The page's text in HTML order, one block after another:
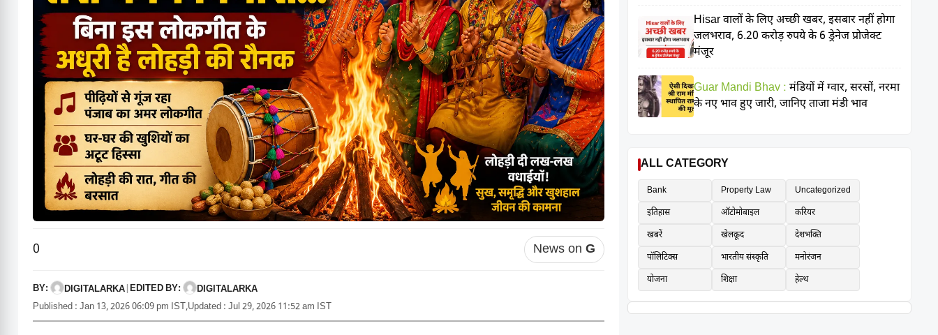
0 News onG
BY: DIGITALARKA EDITED BY:
DIGITALARKA
Published : Jan 13, 2026 06:09 pm IST,Updated : Jul 29, 2026 11:52 am IST
Hisar वालों के लिए अच्छी खबर, इसबार नहीं होगा
जलभराव, 6.20 करोड़ रुपये के 6 ड्रेनेज प्रोजेक्ट
मंजूर
Guar Mandi Bhav : मंडियों में ग्वार, सरसों, नरमा
के नए भाव हुए जारी, जानिए ताजा मंडी भाव
ALL CATEGORY
Bank Property Law
Uncategorized
इतिहास
ऑटोमोबाइल
करियर
खबरें
खेलकूद
देशभक्ति
पॉलिटिक्स
भारतीय संस्कृति
मनोरंजन
योजना
शिक्षा हेल्थ